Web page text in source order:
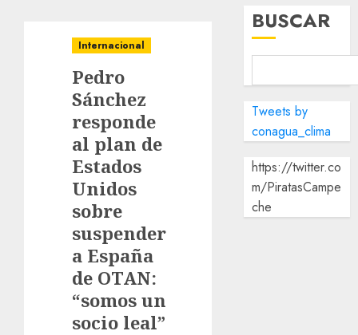
Internacional
Pedro
Sánchez
responde
al plan de
Estados
Unidos
sobre
suspender
a España
de OTAN:
“somos un
socio leal”
BUSCAR
Tweets by
conagua_clima
https://twitter.co
m/PiratasCampe
che